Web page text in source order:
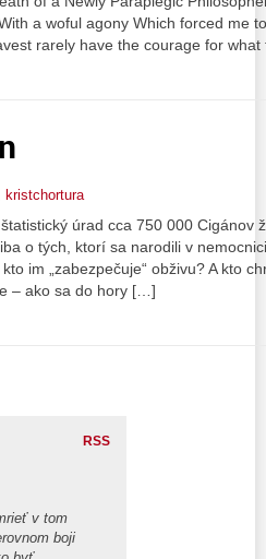
a woful agony Which forced me
rarely have the courage for
kristchortura
úrad cca 750 000 Cigánov
o tých, ktorí sa narodili v
im „zabezpečuje“ obživu? A kto
– ako sa do hory […]
RSS
v tom
boji